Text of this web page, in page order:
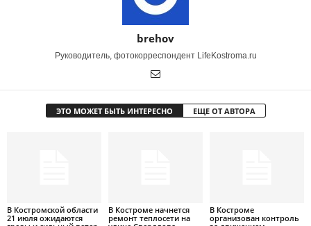
brehov
Руководитель, фотокорреспондент LifeKostroma.ru
ЭТО МОЖЕТ БЫТЬ ИНТЕРЕСНО ЕЩЕ ОТ АВТОРА
В Костромской области
21 июля ожидаются
В Костроме начнется
ремонт теплосети на
В Костроме
организован контроль